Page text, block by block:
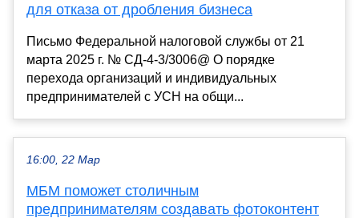
для отказа от дробления бизнеса
Письмо Федеральной налоговой службы от 21
марта 2025 г. № СД-4-3/3006@ О порядке
перехода организаций и индивидуальных
предпринимателей с УСН на общи...
16:00, 22 Мар
МБМ поможет столичным
предпринимателям создавать фотоконтент